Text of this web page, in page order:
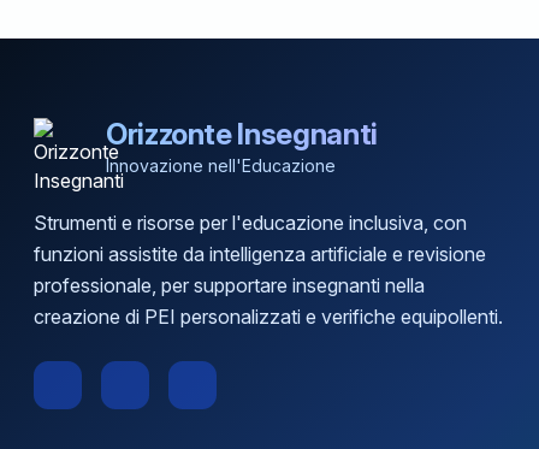
Orizzonte Insegnanti
Innovazione nell'Educazione
Strumenti e risorse per l'educazione inclusiva, con
funzioni assistite da intelligenza artificiale e revisione
professionale, per supportare insegnanti nella
creazione di PEI personalizzati e verifiche equipollenti.